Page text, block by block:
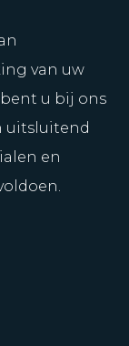
van uw
u bij ons
uitsluitend
en